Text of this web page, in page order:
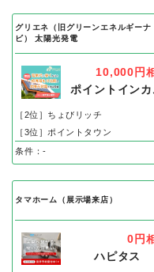
グリエネ（旧グリーンエネルギーナ
ビ） 太陽光発電
10,000円
ポイントインカ
［2位］ちょびリッチ
［3位］ポイントタウン
条件：-
タマホーム（展示場来店）
0円
ハピタス